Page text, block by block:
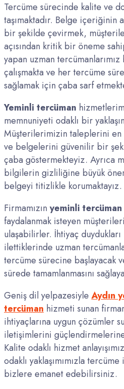
Tercüme sürecinde kalite ve
taşımaktadır. Belge içeriğinin
bir şekilde çevirmek,
açısından kritik bir öneme
yapan uzman
çalışmakta ve her tercüme
sağlamak için çaba sarf
Yeminli tercüman
memnuniyeti odaklı bir
Müşterilerimizin taleplerini en
ve belgelerini güvenilir bir
çaba göstermekteyiz. Ayrıca
bilgilerin gizliliğine büyük
belgeyi titizlikle korumaktayız.
Firmamızın yeminli tercüman
faydalanmak isteyen
ulaşabilirler. İhtiyaç
ilettiklerinde uzman
tercüme sürecine başlayacak
sürede tamamlanmasını
Geniş dil yelpazesiyle Aydın
tercüman hizmeti sunan
ihtiyaçlarına uygun çözümler
iletişimlerini güçlendirmelerine
Kalite odaklı hizmet
odaklı yaklaşımımızla
bizlere emanet edebilirsiniz.